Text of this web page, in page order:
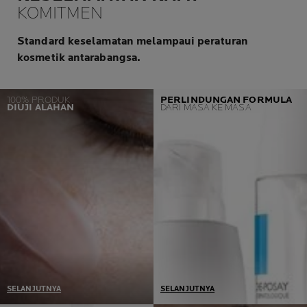
KOMITMEN
Standard keselamatan melampaui peraturan
kosmetik antarabangsa.
100% PRODUK
DIUJI ALAHAN
SELANJUTNYA
PERLINDUNGAN FORMULA
DARI MASA KE MASA
SELANJUTNYA